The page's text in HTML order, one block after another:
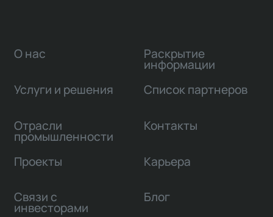
О нас
Услуги и решения
Отрасли
промышленности
Проекты
Связи с
инвесторами
Раскрытие
информации
Список партнеров
Контакты
Карьера
Блог